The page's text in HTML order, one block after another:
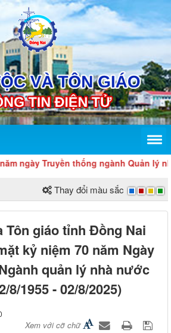
Truyền thống ngành Quản lý nhà
Thay đổi màu sắc
Tôn giáo tỉnh Đồng Nai
kỷ niệm 70 năm Ngày
quản lý nhà nước
8/1955 - 02/8/2025)
Xem với cỡ chữ